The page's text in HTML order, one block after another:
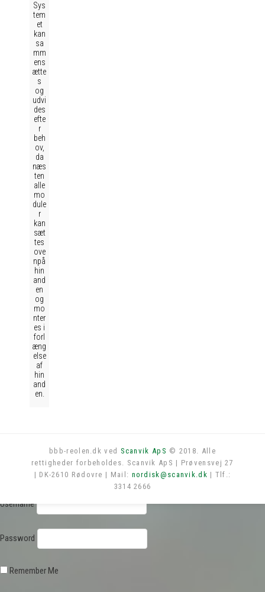
Sys
tem
et
kan
sa
mm
ens
ætte
s
og
udvi
des
efte
r
beh
ov,
da
næs
ten
alle
mo
dule
r
kan
sæt
tes
ove
npå
hin
and
en
og
mo
nter
es i
forl
æng
else
af
hin
and
en.
bbb-reolen.dk ved Scanvik ApS © 2018. Alle
rettigheder forbeholdes. Scanvik ApS | Prøvensvej 27
| DK-2610 Rødovre | Mail: nordisk@scanvik.dk | Tlf.:
3314 2666
Log in
Username
Password
Remember Me